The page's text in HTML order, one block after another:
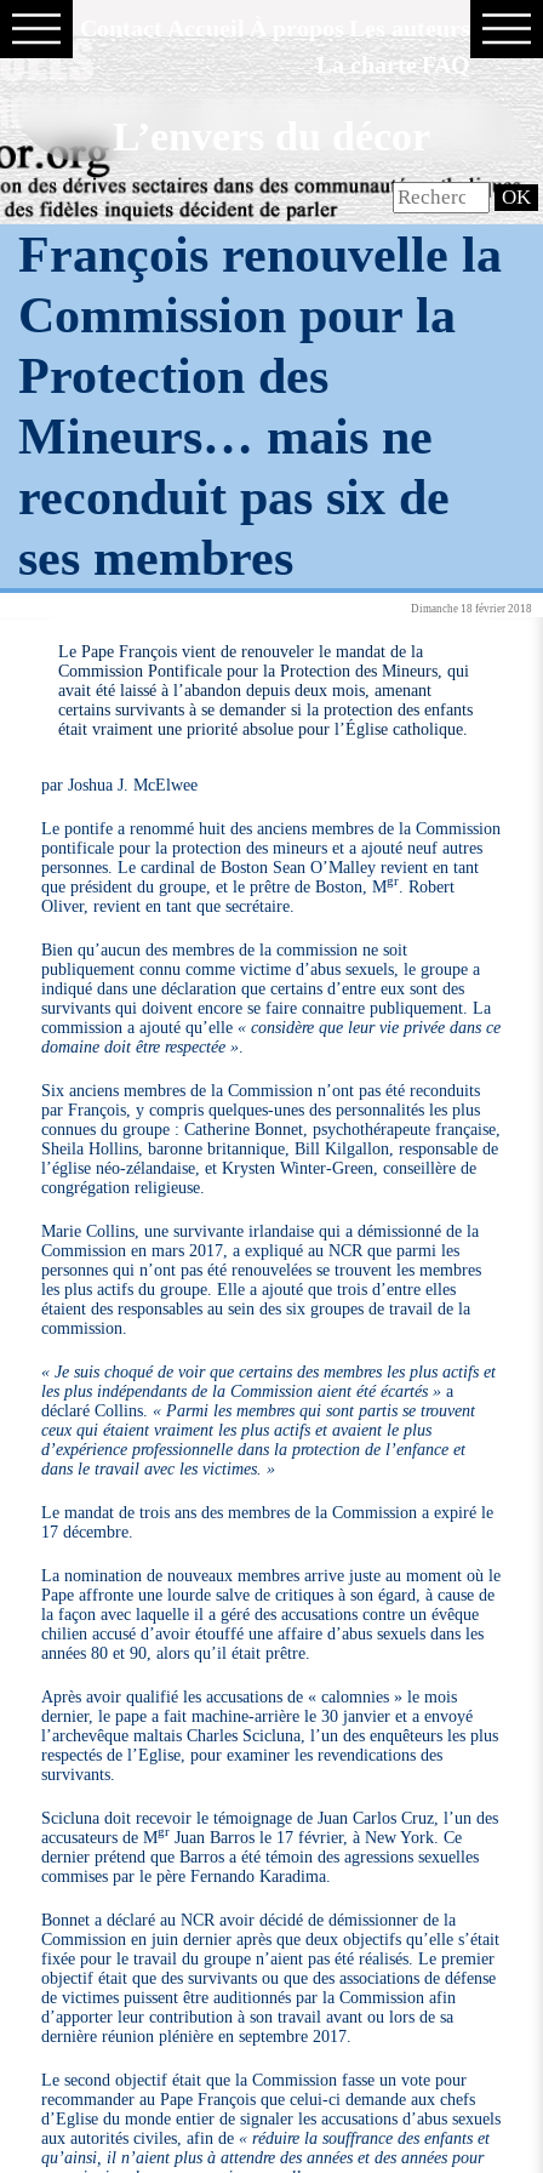
La charte FAQ
L’envers du décor
François renouvelle la
Commission pour la
Protection des
Mineurs… mais ne
reconduit pas six de
ses membres
Dimanche 18 février 2018
Le Pape François vient de renouveler le mandat de la
Commission Pontificale pour la Protection des Mineurs, qui
avait été laissé à l’abandon depuis deux mois, amenant
certains survivants à se demander si la protection des enfants
était vraiment une priorité absolue pour l’Église catholique.
par Joshua J. McElwee
Le pontife a renommé huit des anciens membres de la Commission
pontificale pour la protection des mineurs et a ajouté neuf autres
personnes. Le cardinal de Boston Sean O’Malley revient en tant
que président du groupe, et le prêtre de Boston, Mgr
. Robert
Oliver, revient en tant que secrétaire.
Bien qu’aucun des membres de la commission ne soit
publiquement connu comme victime d’abus sexuels, le groupe a
indiqué dans une déclaration que certains d’entre eux sont des
survivants qui doivent encore se faire connaitre publiquement. La
commission a ajouté qu’elle« considère que leur vie privée dans ce
domaine doit être respectée »
Six anciens membres de la Commission n’ont pas été reconduits
par François, y compris quelques-unes des personnalités les plus
connues du groupe : Catherine Bonnet, psychothérapeute française,
Sheila Hollins, baronne britannique, Bill Kilgallon, responsable de
l’église néo-zélandaise, et Krysten Winter-Green, conseillère de
congrégation religieuse.
Marie Collins, une survivante irlandaise qui a démissionné de la
Commission en mars 2017, a expliqué au NCR que parmi les
personnes qui n’ont pas été renouvelées se trouvent les membres
les plus actifs du groupe. Elle a ajouté que trois d’entre elles
étaient des responsables au sein des six groupes de travail de la
commission.
« Je suis choqué de voir que certains des membres les plus actifs et
les plus indépendants de la Commission aient été écartés » a
déclaré Collins.« Parmi les membres qui sont partis se trouvent
ceux qui étaient vraiment les plus actifs et avaient le plus
d’expérience professionnelle dans la protection de l’enfance et
dans le travail avec les victimes. »
Le mandat de trois ans des membres de la Commission a expiré le
17 décembre.
La nomination de nouveaux membres arrive juste au moment où le
Pape affronte une lourde salve de critiques à son égard, à cause de
la façon avec laquelle il a géré des accusations contre un évêque
chilien accusé d’avoir étouffé une affaire d’abus sexuels dans les
années 80 et 90, alors qu’il était prêtre.
Après avoir qualifié les accusations de « calomnies » le mois
dernier, le pape a fait machine-arrière le 30 janvier et a envoyé
l’archevêque maltais Charles Scicluna, l’un des enquêteurs les plus
respectés de l’Eglise, pour examiner les revendications des
survivants.
Scicluna doit recevoir le témoignage de Juan Carlos Cruz, l’un des
accusateurs de Mgr Juan Barros le 17 février, à New York. Ce
dernier prétend que Barros a été témoin des agressions sexuelles
commises par le père Fernando Karadima.
Bonnet a déclaré au NCR avoir décidé de démissionner de la
Commission en juin dernier après que deux objectifs qu’elle s’était
fixée pour le travail du groupe n’aient pas été réalisés. Le premier
objectif était que des survivants ou que des associations de défense
de victimes puissent être auditionnés par la Commission afin
d’apporter leur contribution à son travail avant ou lors de sa
dernière réunion plénière en septembre 2017.
Le second objectif était que la Commission fasse un vote pour
recommander au Pape François que celui-ci demande aux chefs
d’Eglise du monde entier de signaler les accusations d’abus sexuels
aux autorités civiles, afin de« réduire la souffrance des enfants et
qu’ainsi, il n’aient plus à attendre des années et des années pour